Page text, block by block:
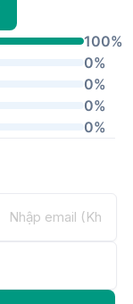
100%
0%
0%
0%
0%